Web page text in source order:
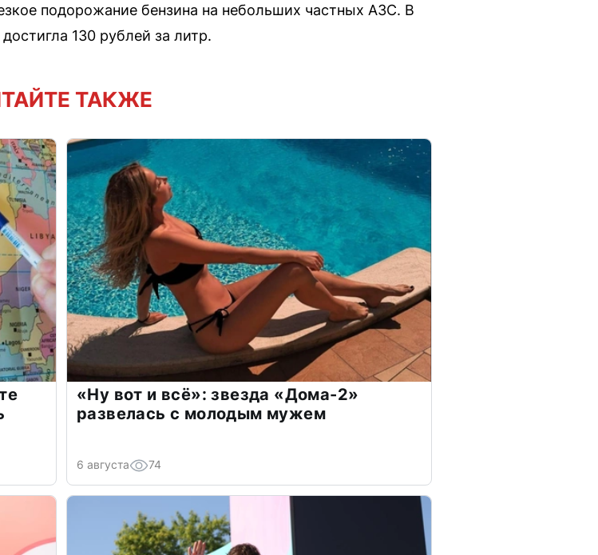
подорожание бензина на небольших частных АЗС. В
130 рублей за литр.
ТАКЖЕ
«Ну вот и всё»: звезда «Дома-2»
развелась с молодым мужем
6 августа 74